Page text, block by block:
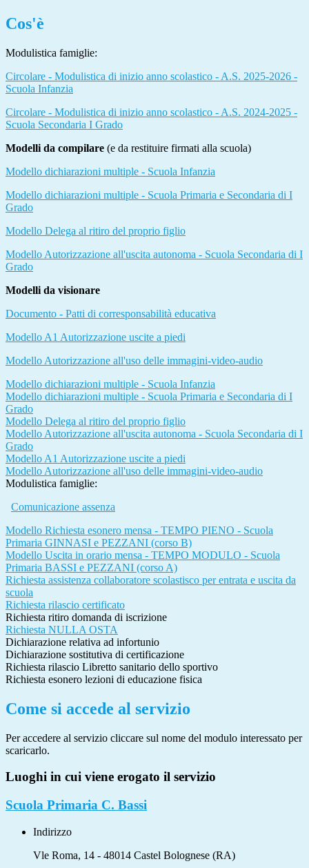
Cos'è
Modulistica famiglie:
Circolare - Modulistica di inizio anno scolastico - A.S. 2025-2026 -
Scuola Infanzia
Circolare - Modulistica di inizio anno scolastico - A.S. 2024-2025 -
Scuola Secondaria I Grado
Modelli da compilare (e da restituire firmati alla scuola)
Modello dichiarazioni multiple - Scuola Infanzia
Modello dichiarazioni multiple - Scuola Primaria e Secondaria di I
Grado
Modello Delega al ritiro del proprio figlio
Modello Autorizzazione all'uscita autonoma - Scuola Secondaria di I
Grado
Modelli da visionare
Documento - Patti di corresponsabilità educativa
Modello A1 Autorizzazione uscite a piedi
Modello Autorizzazione all'uso delle immagini-video-audio
Modello dichiarazioni multiple - Scuola Infanzia
Modello dichiarazioni multiple - Scuola Primaria e Secondaria di I
Grado
Modello Delega al ritiro del proprio figlio
Modello Autorizzazione all'uscita autonoma - Scuola Secondaria di I
Grado
Modello A1 Autorizzazione uscite a piedi
Modello Autorizzazione all'uso delle immagini-video-audio
Modulistica famiglie:
Comunicazione assenza
Modello Richiesta esonero mensa - TEMPO PIENO - Scuola
Primaria GINNASI e PEZZANI (corso B)
Modello Uscita in orario mensa - TEMPO MODULO - Scuola
Primaria BASSI e PEZZANI (corso A)
Richiesta assistenza collaboratore scolastisco per entrata e uscita da
scuola
Richiesta rilascio certificato
Richiesta ritiro domanda di iscrizione
Richiesta NULLA OSTA
Dichiarazione relativa ad infortunio
Dichiarazione sostitutiva di certificazione
Richiesta rilascio Libretto sanitario dello sportivo
Richiesta esonero lezioni di educazione fisica
Come si accede al servizio
Per accedere al servizio cliccare sul nome del modulo interessato per
scaricarlo.
Luoghi in cui viene erogato il servizio
Scuola Primaria C. Bassi
Indirizzo
Vle Roma, 14 - 48014 Castel Bolognese (RA)